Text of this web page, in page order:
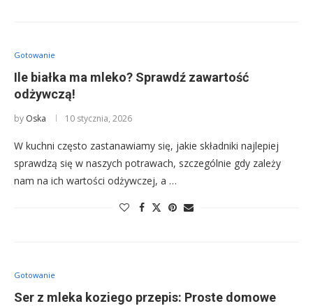
Gotowanie
Ile białka ma mleko? Sprawdź zawartość
odżywczą!
by Oska 10 stycznia, 2026
W kuchni często zastanawiamy się, jakie składniki najlepiej
sprawdzą się w naszych potrawach, szczególnie gdy zależy
nam na ich wartości odżywczej, a …
Gotowanie
Ser z mleka koziego przepis: Proste domowe